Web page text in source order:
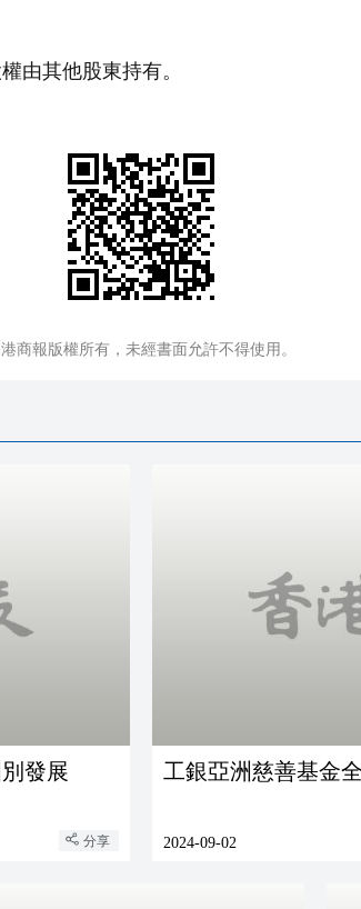
由其他股東持有。
商報版權所有，未經書面允許不得使用。
發展
分享
工銀亞洲慈善基金
2024-09-02